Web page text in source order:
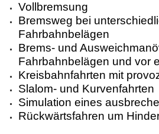
Vollbremsung
Bremsweg bei
Fahrbahnbelägen
Brems- und
Fahrbahnbelägen und vor
Kreisbahnfahrten mit
Slalom- und Kurvenfahrten
Simulation eines
Rückwärtsfahren um